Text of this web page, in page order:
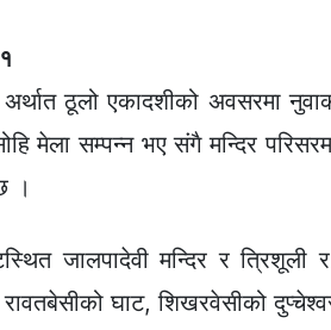
अर्थात ठूलो एकादशीको अवसरमा
मेला सम्पन्न भए संगै मन्दिर
।
जालपादेवी मन्दिर र त्रिशूली
घाट, शिखरवेसीको